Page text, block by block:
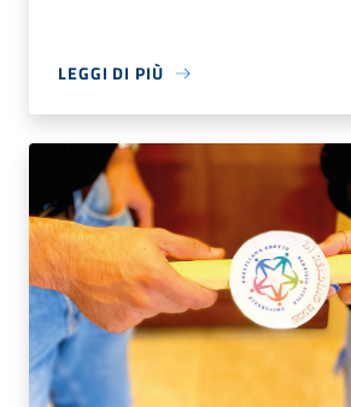
LEGGI DI PIÙ